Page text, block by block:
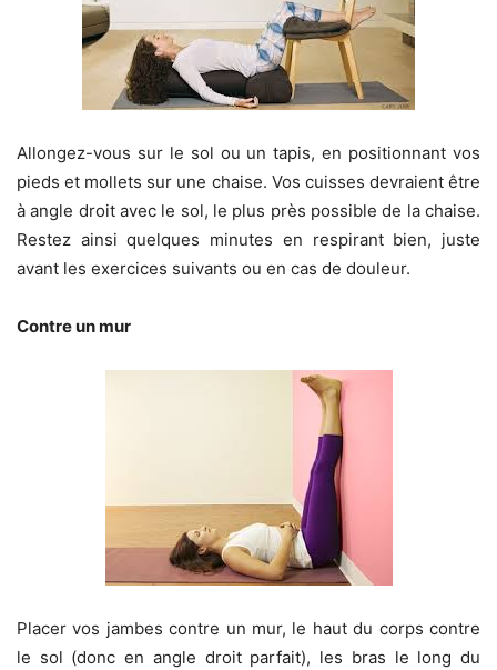
Allongez-vous sur le sol ou un tapis, en positionnant vos
pieds et mollets sur une chaise. Vos cuisses devraient être
à angle droit avec le sol, le plus près possible de la chaise.
Restez ainsi quelques minutes en respirant bien, juste
avant les exercices suivants ou en cas de douleur.
Contre un mur
Placer vos jambes contre un mur, le haut du corps contre
le sol (donc en angle droit parfait), les bras le long du